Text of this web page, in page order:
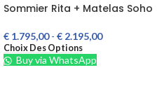
Sommier Rita + Matelas Soho
€ 1.795,00 - € 2.195,00
Choix Des Options
Buy via WhatsApp